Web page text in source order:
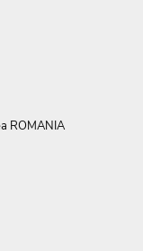
ROMANIA